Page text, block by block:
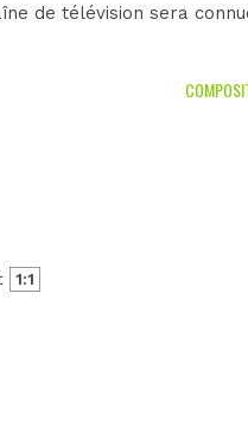
de télévision sera
1:1